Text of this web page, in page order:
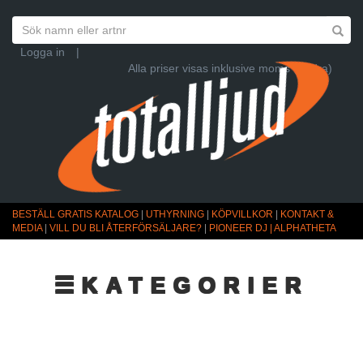
Logga in
|
Alla priser visas inklusive moms (Ändra)
BESTÄLL GRATIS KATALOG UTHYRNING KÖPVILLKOR
KONTAKT &
MEDIA| VILL DU BLI ÅTERFÖRSÄLJARE? PIONEER DJ | ALPHATHETA
☰KATEGORIER